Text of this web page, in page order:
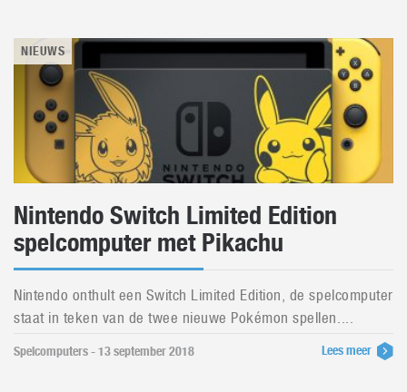
NIEUWS
Nintendo Switch Limited Edition
spelcomputer met Pikachu
Nintendo onthult een Switch Limited Edition, de spelcomputer
staat in teken van de twee nieuwe Pokémon spellen....
Spelcomputers - 13 september 2018 Lees meer